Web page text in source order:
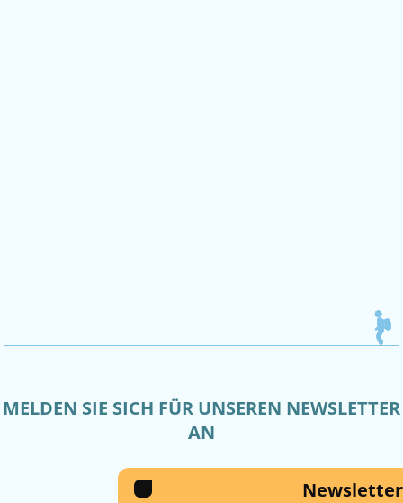
MELDEN SIE SICH FÜR UNSEREN NEWSLETTER
AN
Newsletter